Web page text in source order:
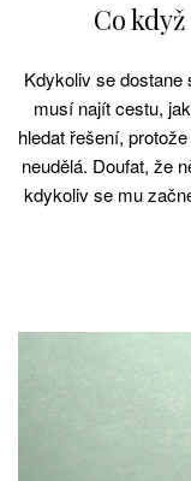
Co
Kdykoliv se
musí najít cestu,
hledat řešení,
neudělá. Doufat, že
kdykoliv se mu